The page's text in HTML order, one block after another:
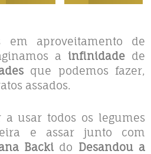
em aproveitamento de
a infinidade de
que podemos fazer,
assados.
usar todos os legumes
e assar junto com
Backi do Desandou a